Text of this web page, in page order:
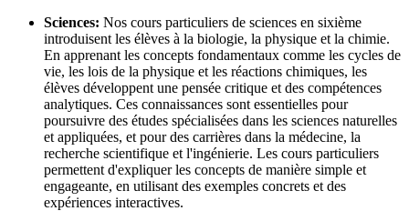
Sciences: Nos cours particuliers de sciences en sixième
introduisent les élèves à la biologie, la physique et la chimie.
En apprenant les concepts fondamentaux comme les cycles de
vie, les lois de la physique et les réactions chimiques, les
élèves développent une pensée critique et des compétences
analytiques. Ces connaissances sont essentielles pour
poursuivre des études spécialisées dans les sciences naturelles
et appliquées, et pour des carrières dans la médecine, la
recherche scientifique et l'ingénierie. Les cours particuliers
permettent d'expliquer les concepts de manière simple et
engageante, en utilisant des exemples concrets et des
expériences interactives.